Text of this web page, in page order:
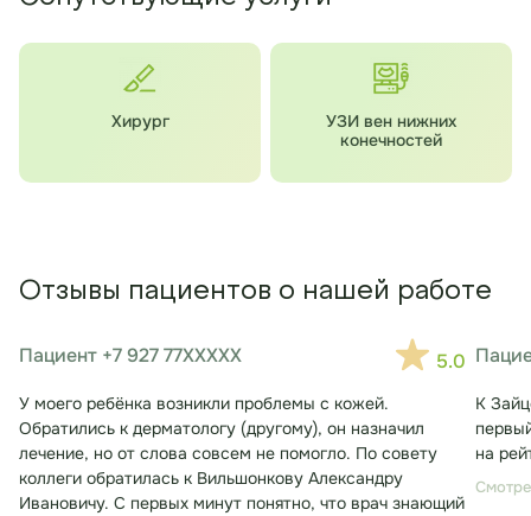
Хирург
УЗИ вен нижних
конечностей
Отзывы пациентов о нашей работе
Пациент +7 927 77XXXXX 5.0
У моего ребёнка возникли проблемы с кожей.
Обратились к дерматологу (другому), он назначил
лечение, но от слова совсем не помогло. По совету
коллеги обратилась к Вильшонкову Александру
Ивановичу. С первых минут понятно, что врач знающий
К
на